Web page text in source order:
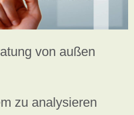
von außen
zu analysieren